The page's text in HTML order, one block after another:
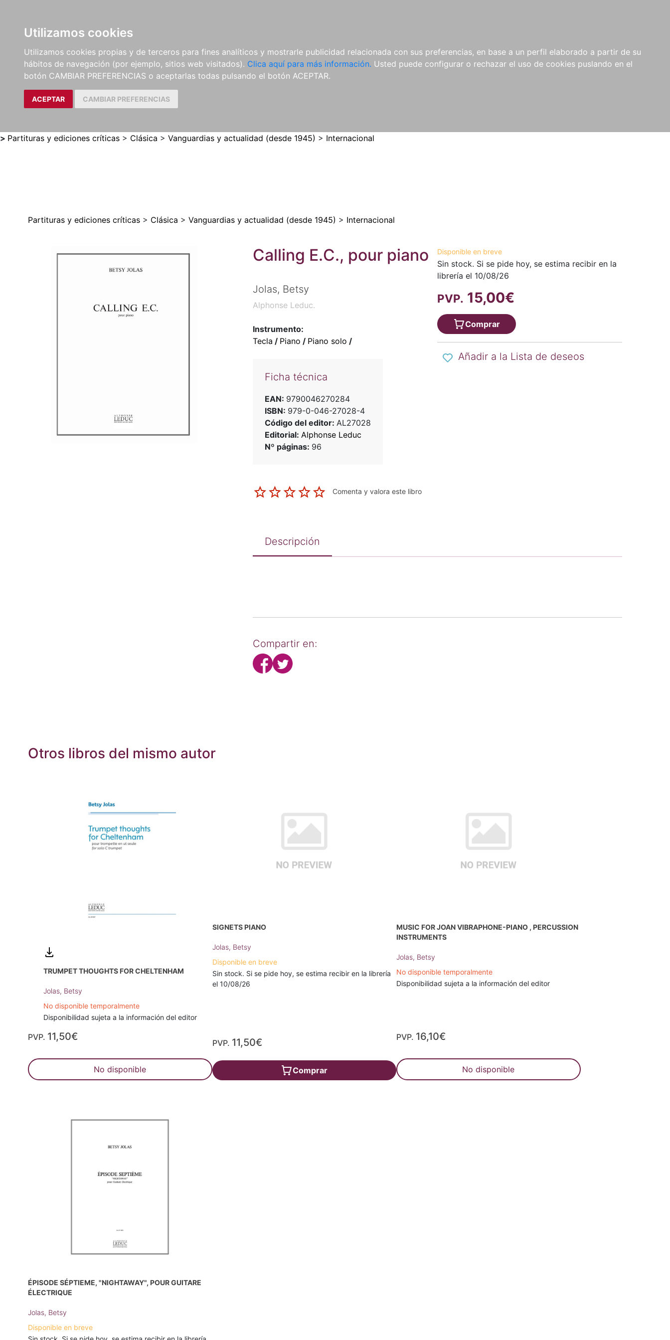
Utilizamos cookies
Utilizamos cookies propias y de terceros para fines analíticos y mostrarle publicidad relacionada con sus preferencias, en base a un perfil elaborado a partir de su
hábitos de navegación (por ejemplo, sitios web visitados). Clica aquí para más información. Usted puede configurar o rechazar el uso de cookies puslando en el
botón CAMBIAR PREFERENCIAS o aceptarlas todas pulsando el botón ACEPTAR.
ACEPTAR CAMBIAR PREFERENCIAS
LIBROS
MÉTODOS Y
EJERCICIOS
PARTITURAS Y EDICIONES
CRÍTICAS
REVISTAS
CDS Y
DVDS
MATERIAL
COMPLEMENTARIO
NOVEDADES NOTICIAS
COMPRAS
INSTITUCIONALES
> Partituras y ediciones críticas > Clásica > Vanguardias y actualidad (desde 1945) > Internacional
Partituras y ediciones críticas > Clásica > Vanguardias y actualidad (desde 1945) > Internacional
Calling E.C., pour piano
Jolas, Betsy
Alphonse Leduc.
Instrumento:
Tecla / Piano / Piano solo /
Ficha técnica
EAN: 9790046270284
ISBN: 979-0-046-27028-4
Código del editor: AL27028
Editorial: Alphonse Leduc
Nº páginas: 96
Comenta y valora este libro
Disponible en breve
Sin stock. Si se pide hoy, se estima recibir en la
librería el 10/08/26
PVP. 15,00€
Comprar
Añadir a la Lista de deseos
Descripción
Compartir en:
Otros libros del mismo autor
TRUMPET THOUGHTS FOR CHELTENHAM
Jolas, Betsy
No disponible temporalmente
Disponibilidad sujeta a la información del editor
PVP. 11,50€
No disponible
SIGNETS PIANO
Jolas, Betsy
Disponible en breve
Sin stock. Si se pide hoy, se estima recibir en la librería
el 10/08/26
PVP. 11,50€
Comprar
MUSIC FOR JOAN VIBRAPHONE-PIANO , PERCUSSION
INSTRUMENTS
Jolas, Betsy
No disponible temporalmente
Disponibilidad sujeta a la información del editor
PVP. 16,10€
No disponible
ÉPISODE SÉPTIEME, "NIGHTAWAY", POUR GUITARE
ÉLECTRIQUE
Jolas, Betsy
Disponible en breve